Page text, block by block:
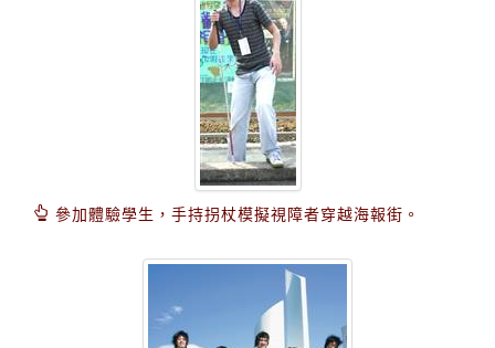
參加體驗學生，手持拐杖模擬視障者穿越海報街。